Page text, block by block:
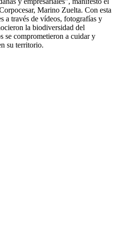
Marino Zuelta. Con esta
a través de vídeos, fotografías y
la biodiversidad del
se comprometieron a cuidar y
su territorio.